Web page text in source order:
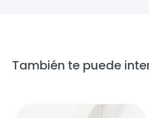
También te puede